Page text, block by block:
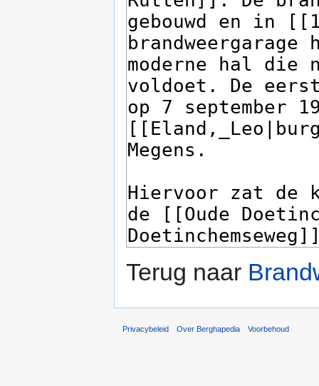
Terug naar
Privacybeleid Over Berghapedia Voorbehoud